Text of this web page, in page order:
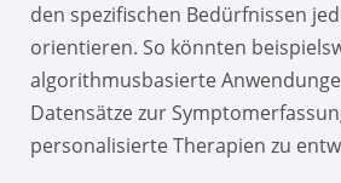
den spezifischen Bedürfnissen
orientieren. So könnten
algorithmusbasierte
Datensätze zur
personalisierte Therapien zu